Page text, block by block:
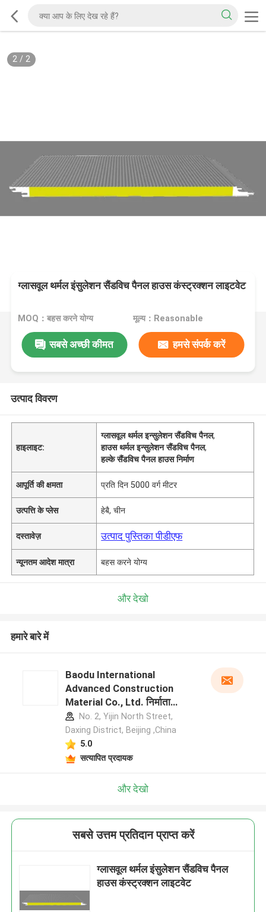
2/ 2
ग्लासवूल थर्मल इंसुलेशन सैंडविच पैनल हाउस कंस्ट्रक्शन लाइटवेट
MOQ：बहस करने योग्य मूल्य：Reasonable
सबसे अच्छी कीमत हमसे संपर्क करें
उत्पाद विवरण
हाइलाइट:
ग्लासवूल थर्मल इन्सुलेशन सैंडविच पैनल,
हाउस थर्मल इन्सुलेशन सैंडविच पैनल,
हल्के सैंडविच पैनल हाउस निर्माण
आपूर्ति की क्षमता प्रति दिन 5000 वर्ग मीटर
उत्पत्ति के प्लेस हेबै, चीन
दस्तावेज़ उत्पाद पुस्तिका पीडीएफ
न्यूनतम आदेश मात्रा बहस करने योग्य
और देखो
हमारे बारे में
Baodu International
Advanced Construction
Material Co., Ltd. निर्माता
प्रोफ़ाइलNo. 2, Yijin North Street,
Daxing District, Beijing ,China
5.0
सत्यापित प्रदायक
और देखो
सबसे उत्तम प्रतिदान प्राप्त करें
ग्लासवूल थर्मल इंसुलेशन सैंडविच पैनल
हाउस कंस्ट्रक्शन लाइटवेट